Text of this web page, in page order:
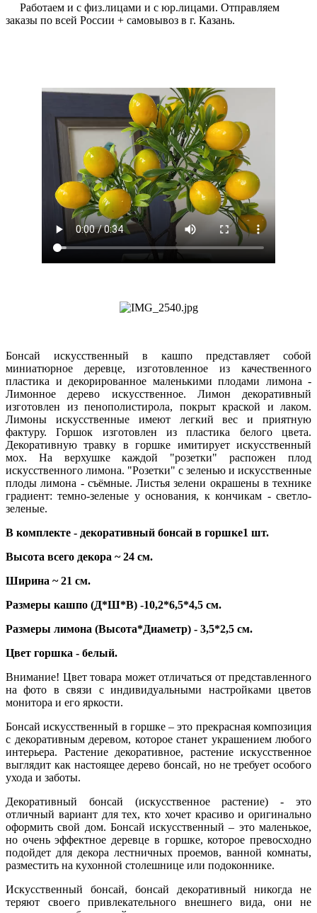
Работаем и с физ.лицами и с юр.лицами. Отправляем
заказы по всей России + самовывоз в г. Казань.
Бонсай искусственный в кашпо представляет собой
миниатюрное деревце, изготовленное из качественного
пластика и декорированное маленькими плодами лимона -
Лимонное дерево искусственное. Лимон декоративный
изготовлен из пенополистирола, покрыт краской и лаком.
Лимоны искусственные имеют легкий вес и приятную
фактуру. Горшок изготовлен из пластика белого цвета.
Декоративную травку в горшке имитирует искусственный
мох. На верхушке каждой "розетки" распожен плод
искусственного лимона. "Розетки" с зеленью и искусственные
плоды лимона - съёмные. Листья зелени окрашены в технике
градиент: темно-зеленые у основания, к кончикам - светло-
зеленые.
В комплекте - декоративный бонсай в горшке1 шт.
Высота всего декора ~ 24 см.
Ширина ~ 21 см.
Размеры кашпо (Д*Ш*В) -10,2*6,5*4,5 см.
Размеры лимона (Высота*Диаметр) - 3,5*2,5 см.
Цвет горшка - белый.
Внимание! Цвет товара может отличаться от представленного
на фото в связи с индивидуальными настройками цветов
монитора и его яркости.
Бонсай искусственный в горшке – это прекрасная композиция
с декоративным деревом, которое станет украшением любого
интерьера. Растение декоративное, растение искусственное
выглядит как настоящее дерево бонсай, но не требует особого
ухода и заботы.
Декоративный бонсай (искусственное растение) - это
отличный вариант для тех, кто хочет красиво и оригинально
оформить свой дом. Бонсай искусственный – это маленькое,
но очень эффектное деревце в горшке, которое превосходно
подойдет для декора лестничных проемов, ванной комнаты,
разместить на кухонной столешнице или подоконнике.
Искусственный бонсай, бонсай декоративный никогда не
теряют своего привлекательного внешнего вида, они не